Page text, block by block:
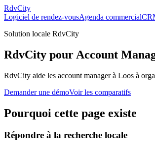
RdvCity
Logiciel de rendez-vousAgenda commercial
Solution locale RdvCity
RdvCity pour Account
RdvCity aide les account manager à Loos à
Demander une démoVoir les comparatifs
Pourquoi cette page existe
Répondre à la recherche locale